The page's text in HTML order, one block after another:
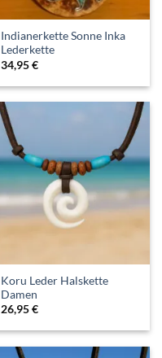
Indianerkette Sonne Inka
Lederkette
34,95€
Koru Leder Halskette
Damen
26,95€